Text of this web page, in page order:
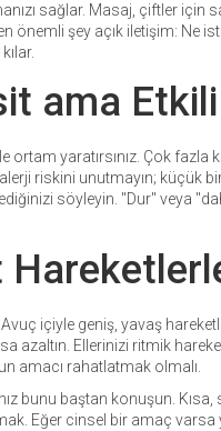
sağlar. Masaj, çiftler için
önemli şey açık iletişim: Ne
ama Etkili
ortam yaratırsınız. Çok
riskini unutmayın; küçük
söyleyin. "Dur" veya
içiyle geniş, yavaş
azaltın. Ellerinizi ritmik
amacı rahatlatmak olmalı.
bunu baştan konuşun. Kısa,
Eğer cinsel bir amaç varsa